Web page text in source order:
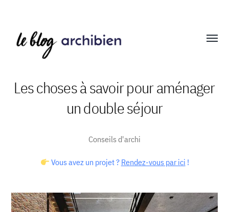
Les choses à savoir pour aménager
un double séjour
Conseils d'archi
Vous avez un projet ? Rendez-vous par ici !